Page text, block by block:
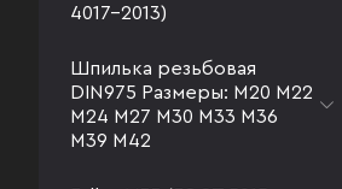
4017-2013)
Шпилька резьбовая
DIN975 Размеры: М20 М22
М24 М27 М30 М33 М36
М39 М42